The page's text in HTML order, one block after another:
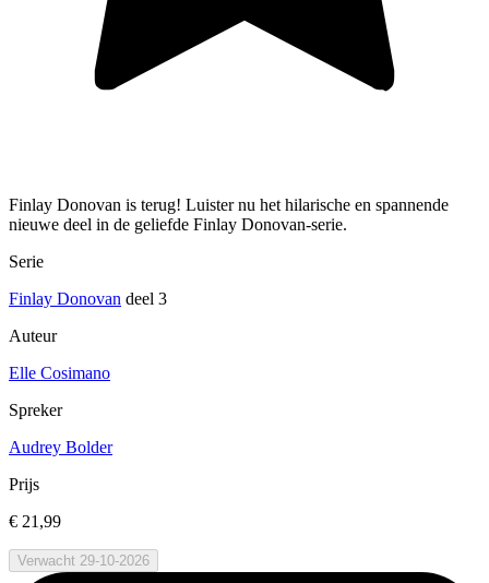
Finlay Donovan is terug! Luister nu het hilarische en spannende
nieuwe deel in de geliefde Finlay Donovan-serie.
Serie
Finlay Donovan deel 3
Auteur
Elle Cosimano
Spreker
Audrey Bolder
Prijs
€ 21,99
Verwacht 29-10-2026